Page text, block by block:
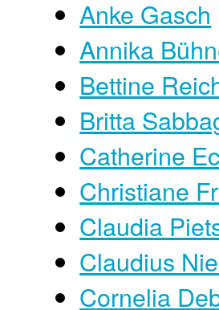
Anke Gasch
Annika
Bettine
Britta
Catherine
Christiane
Claudia
Claudius
Cornelia